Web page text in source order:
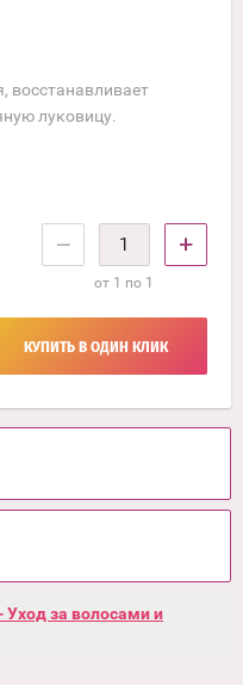
восстанавливает
луковицу.
− +
от 1 по 1
КУПИТЬ В ОДИН КЛИК
Уход за волосами и